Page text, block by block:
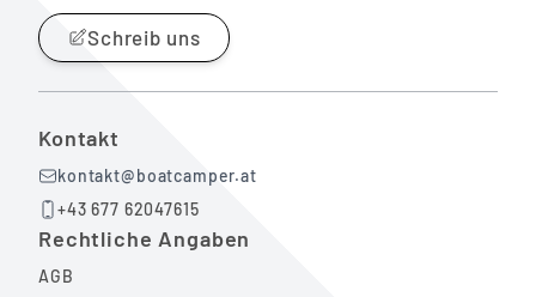
Schreib uns
Kontakt
kontakt@boatcamper.at
+43 677 62047615
Rechtliche Angaben
AGB